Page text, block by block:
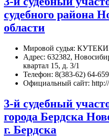
судебного района
области
Мировой судья:
Адрес: 632382,
квартал 15, д. 3/1
Телефон: 8(383-62) 64-659
Официальный сайт:
3-й судебный
города Бердска
г. Бердска